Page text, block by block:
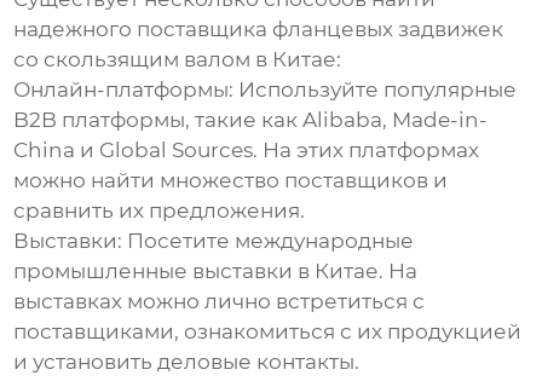
надежного поставщика фланцевых задвижек
со скользящим валом в Китае:
Онлайн-платформы: Используйте популярные
B2B платформы, такие как Alibaba, Made-in-
China и Global Sources. На этих платформах
можно найти множество поставщиков и
сравнить их предложения.
Выставки: Посетите международные
промышленные выставки в Китае. На
выставках можно лично встретиться с
поставщиками, ознакомиться с их продукцией
и установить деловые контакты.